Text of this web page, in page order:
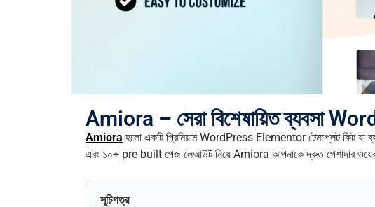
Amiora – সেরা বিশেষায়িত ব্যবসা
Amiora হলো একটি প্রিমিয়াম WordPress Elementor টেমপ্লেট কিট
এবং ১০+ pre-built পেজ লেআউট নিয়ে Amiora আপনাকে দ্রুত পেশাদার
সূচিপত্র